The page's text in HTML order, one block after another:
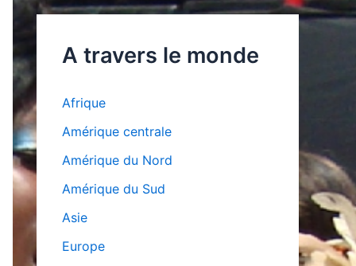
A travers le monde
Afrique
Amérique centrale
Amérique du Nord
Amérique du Sud
Asie
Europe